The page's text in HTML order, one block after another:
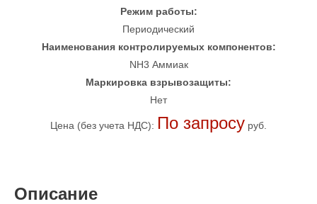
Режим работы:
Периодический
Наименования контролируемых компонентов:
NH3 Аммиак
Маркировка взрывозащиты:
Нет
Цена (без учета НДС): По запросу руб.
Описание